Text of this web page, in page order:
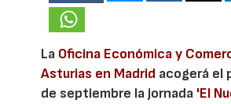
La Oficina Económica y
Asturias en Madrid acogerá el
de septiembre la jornada 'El